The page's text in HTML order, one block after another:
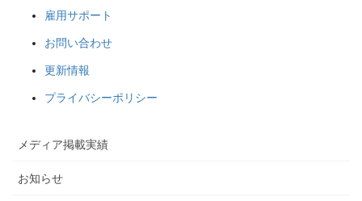
雇用サポート
お問い合わせ
更新情報
プライバシーポリシー
メディア掲載実績
お知らせ